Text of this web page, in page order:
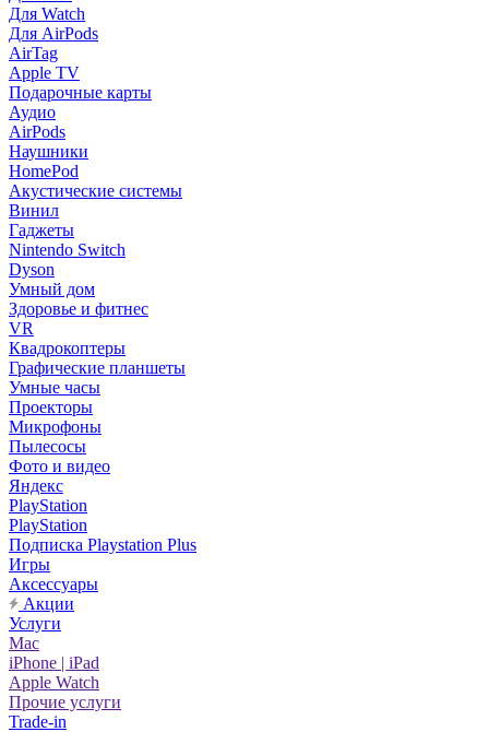
Для Watch
Для AirPods
AirTag
Apple TV
Подарочные карты
Аудио
AirPods
Наушники
HomePod
Акустические системы
Винил
Гаджеты
Nintendo Switch
Dyson
Умный дом
Здоровье и фитнес
VR
Квадрокоптеры
Графические планшеты
Умные часы
Проекторы
Микрофоны
Пылесосы
Фото и видео
Яндекс
PlayStation
PlayStation
Подписка Playstation Plus
Игры
Аксессуары
Акции
Услуги
Mac
iPhone | iPad
Apple Watch
Прочие услуги
Trade-in